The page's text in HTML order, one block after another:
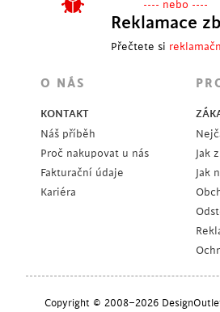
---- nebo ----
Reklamace
Přečtete si
O NÁS
KONTAKT
Náš příběh
Proč nakupovat u nás
Fakturační údaje
Kariéra
Jak
Jak
Copyright © 2008–2026